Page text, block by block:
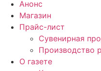
Анонс
Магазин
Прайс-лист
Сувенирная
Производство
О газете